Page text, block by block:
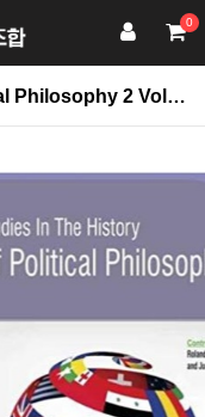
0
2 Vols > 인문계열